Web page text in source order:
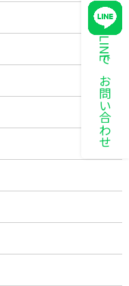
LINEでお問い合わせ